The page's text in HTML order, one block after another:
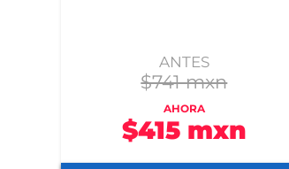
ANTES
$741 mxn
AHORA
$415 mxn